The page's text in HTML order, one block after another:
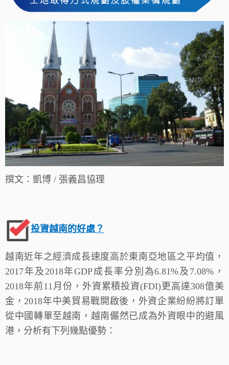
撰文：凱博 / 張義昌協理
投資越南的好處？
越南近年之經濟成長速度高於東南亞地區之平均值，
2017年及2018年GDP成長率分別為6.81%及7.08%，
2018年前11月份，外資累積投資(FDI)更高達308億美
金，2018年中美貿易戰開啟後，外資企業紛紛將訂單
從中國轉單至越南，越南儼然已成為外資眼中的避風
港，分析有下列幾點優勢：